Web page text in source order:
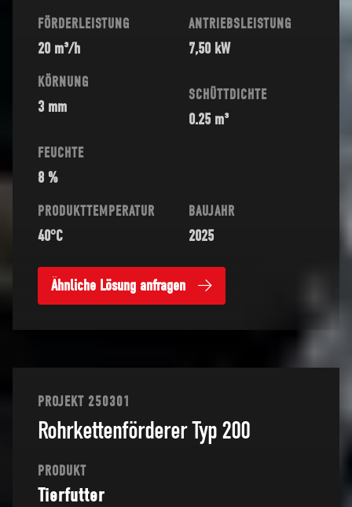
FÖRDERLEISTUNG
20 m³/h
ANTRIEBSLEISTUNG
7,50 kW
KÖRNUNG
3 mm
SCHÜTTDICHTE
0.25 m³
FEUCHTE
8 %
PRODUKTTEMPERATUR
40°C
BAUJAHR
2025
Ähnliche Lösung anfragen
PROJEKT 250301
Rohrkettenförderer Typ 200
PRODUKT
Tierfutter